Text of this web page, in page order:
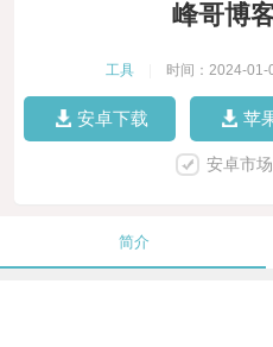
峰哥博
工具 时间：2024-01-
安卓下载 苹
安卓市
简介